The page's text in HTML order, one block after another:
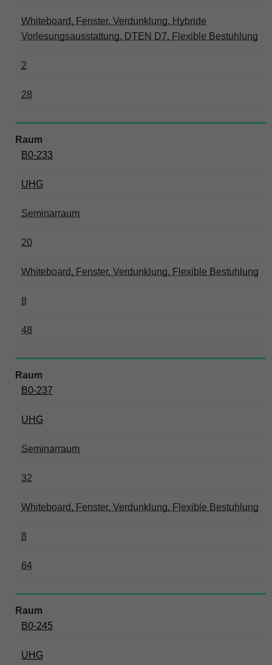
Whiteboard, Fenster, Verdunklung, Hybride
Vorlesungsausstattung, DTEN D7, Flexible Bestuhlung
2
28
B0-233
UHG
Seminarraum
20
Whiteboard, Fenster, Verdunklung, Flexible Bestuhlung
8
48
B0-237
UHG
Seminarraum
32
Whiteboard, Fenster, Verdunklung, Flexible Bestuhlung
8
64
B0-245
UHG